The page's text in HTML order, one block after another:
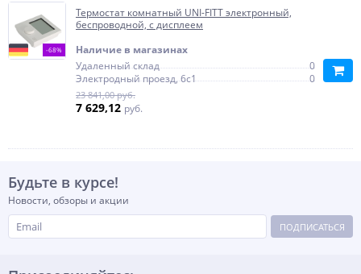
-68%
Термостат комнатный UNI-FITT электронный,
беспроводной, с дисплеем
Наличие в магазинах
Удаленный склад
0
Электродный проезд, 6с1
0
23 841,00 руб.
7 629,12 руб.
Будьте в курсе!
Новости, обзоры и акции
ПОДПИСАТЬСЯ